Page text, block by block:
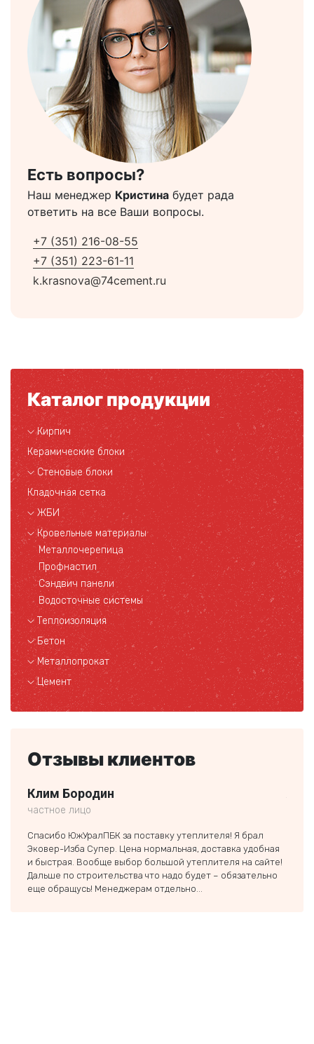
Есть вопросы?
Наш менеджер Кристина будет рада
ответить на все Ваши вопросы.
+7 (351) 216-08-55
+7 (351) 223-61-11
k.krasnova@74cement.ru
Каталог продукции
Кирпич
Керамические блоки
Стеновые блоки
Кладочная сетка
ЖБИ
Кровельные материалы
Металлочерепица
Профнастил
Сэндвич панели
Водосточные системы
Теплоизоляция
Бетон
Металлопрокат
Цемент
Отзывы клиентов
Клим Бородин
частное лицо
Спасибо ЮжУралПБК за поставку утеплителя! Я брал
Эковер-Изба Супер. Цена нормальная, доставка удобная
и быстрая. Вообще выбор большой утеплителя на сайте!
Дальше по строительства что надо будет – обязательно
еще обращусь! Менеджерам отдельно...